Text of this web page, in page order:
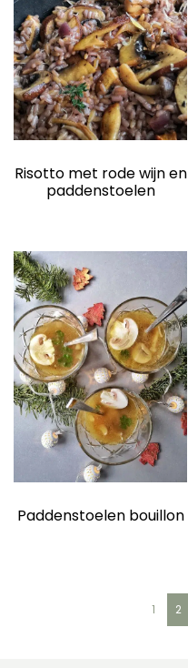
Risotto met rode wijn en
paddenstoelen
Paddenstoelen bouillon
1 2